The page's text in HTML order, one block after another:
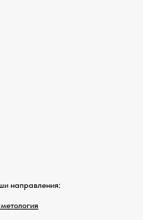
направления: